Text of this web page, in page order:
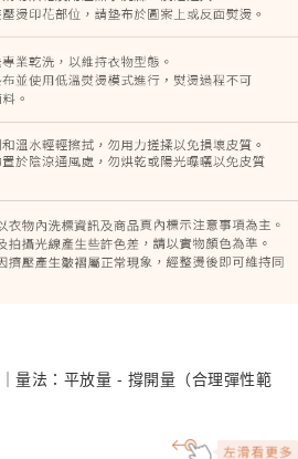
量法：平放量 - 撐開量（合理彈性範